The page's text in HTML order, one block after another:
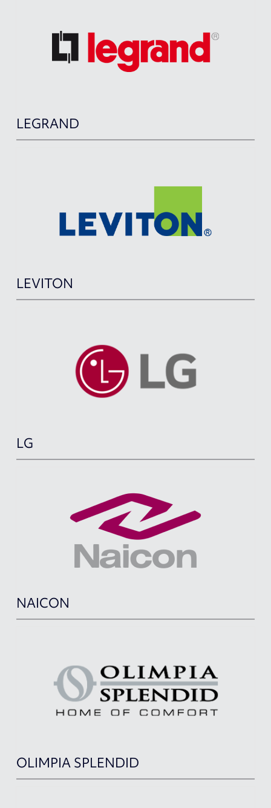
LEGRAND
LEVITON
LG
NAICON
OLIMPIA SPLENDID